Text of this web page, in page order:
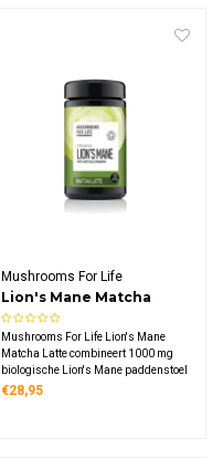
Mushrooms For Life
Lion's Mane Matcha
Latte Bio
Mushrooms For Life Lion's Mane
Matcha Latte combineert 1000 mg
biologische Lion's Mane paddenstoel
met Japanse matcha thee. Deze
€28,95